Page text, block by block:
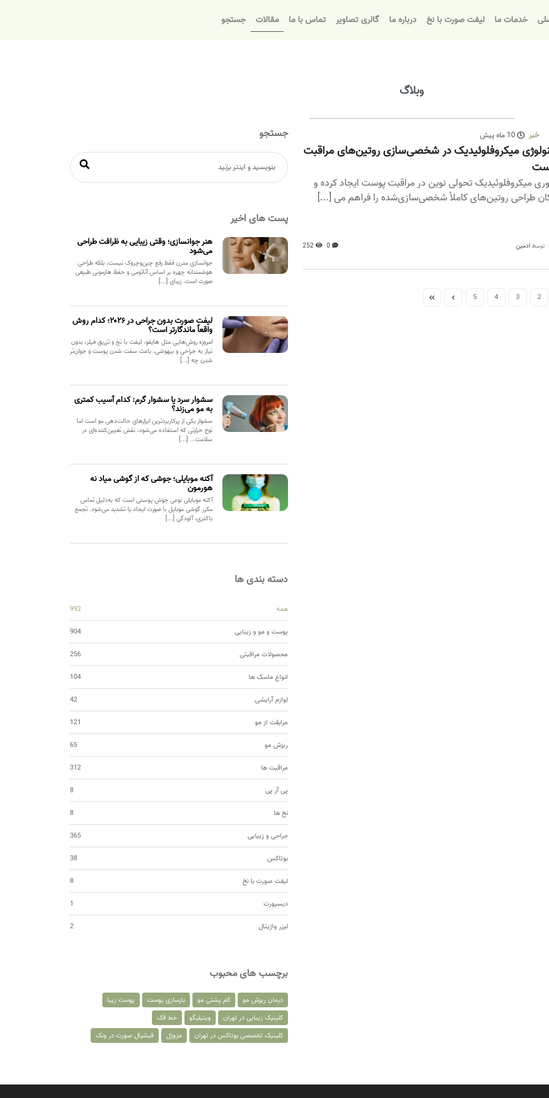
خدمات ما لیفت صورت با نخ درباره ما گالری تصاویر تماس با ما مقالات جستجو
وبلاگ
خبر 10 ماه پیش
میکروفلوئیدیک در شخصی‌سازی روتین‌های مراقبت
میکروفلوئیدیک تحولی نوین در مراقبت پوست ایجاد کرده و
طراحی روتین‌های کاملاً شخصی‌سازی‌شده را فراهم می‌ [...]
توسطادمین 0
252
2
3
4
5
جستجو
پست های اخیر
هنر جوانسازی؛ وقتی زیبایی به ظرافت طراحی
می‌شود
جوانسازی مدرن فقط رفع چین‌وچروک نیست، بلکه طراحی
هوشمندانه چهره بر اساس آناتومی و حفظ هارمونی طبیعی
صورت است. زیبای [...]
لیفت صورت بدون جراحی در ۲۰۲۶؛ کدام روش
واقعاً ماندگارتر است؟
امروزه روش‌هایی مثل هایفو، لیفت با نخ و تزریق فیلر، بدون
نیاز به جراحی و بیهوشی، باعث سفت شدن پوست و جوان‌تر
شدن چه [...]
سشوار سرد یا سشوار گرم: کدام آسیب کمتری
به مو می‌زند؟
سشوار یکی از پرکاربردترین ابزارهای حالت‌دهی مو است اما
نوع حرارتی که استفاده می‌شود، نقش تعیین‌کننده‌ای در
سلامت... [...]
آکنه موبایلی؛ جوشی که از گوشی میاد نه
هورمون
آکنه موبایلی نوعی جوش پوستی است که به‌دلیل تماس
مکرر گوشی موبایل با صورت ایجاد یا تشدید می‌شود. تجمع
باکتری، آلودگی [...]
دسته بندی ها
همه 992
پوست و مو و زیبایی 904
محصولات مراقبتی 256
انواع ماسک ها 104
لوازم آرایشی 42
مرابقت از مو 121
ریزش مو 65
مراقبت ها 312
پی آر پی 8
نخ ها 8
جراحی و زیبایی 365
بوتاکس 38
لیفت صورت با نخ 8
دیسپورت 1
لیزر واژینال 2
برچسب های محبوب
درمان ریزش مو کم پشتی مو بازسازی پوست
پوست زیبا
کلینیک زیبایی در تهران
ویتیلیگو
خط فک
کلینیک تخصصی بوتاکس در تهران
مزوژل فیشیال صورت در ونک